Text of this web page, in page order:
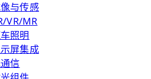
与传感
VR/MR
照明
屏集成
信